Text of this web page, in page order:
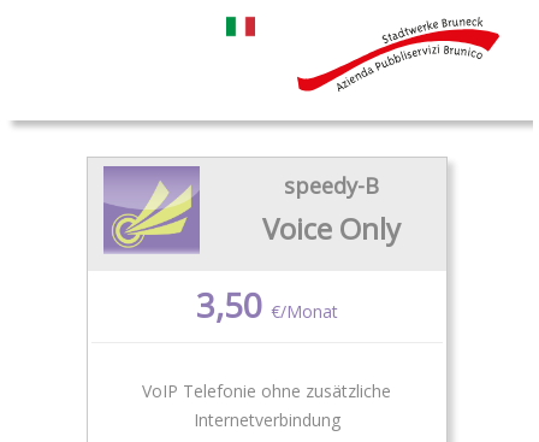
speedy-B
Voice Only
3,50 €/Monat
VoIP Telefonie ohne zusätzliche
Internetverbindung